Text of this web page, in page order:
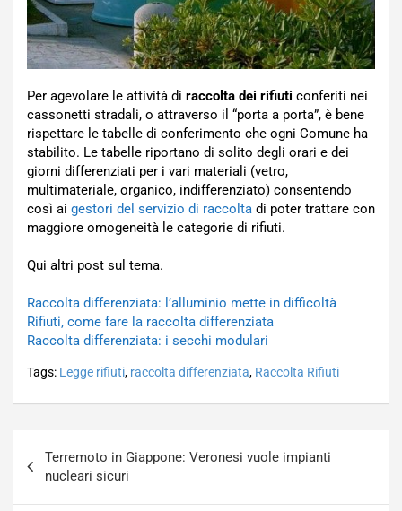
Per agevolare le attività di raccolta dei rifiuti conferiti nei
cassonetti stradali, o attraverso il “porta a porta”, è bene
rispettare le tabelle di conferimento che ogni Comune ha
stabilito. Le tabelle riportano di solito degli orari e dei
giorni differenziati per i vari materiali (vetro,
multimateriale, organico, indifferenziato) consentendo
così ai gestori del servizio di raccolta di poter trattare con
maggiore omogeneità le categorie di rifiuti.
Qui altri post sul tema.
Raccolta differenziata: l’alluminio mette in difficoltà
Rifiuti, come fare la raccolta differenziata
Raccolta differenziata: i secchi modulari
Tags: Legge rifiuti, raccolta differenziata, Raccolta Rifiuti
articoli
Terremoto in Giappone: Veronesi vuole impianti
nucleari sicuri